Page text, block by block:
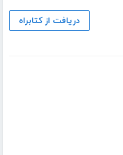
دریافت از کتابراه